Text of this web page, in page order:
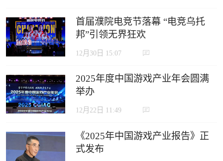
首届濮院电竞节落幕 “电竞乌托
邦”引领无界狂欢
12月30日 15:07
2025年度中国游戏产业年会圆满
举办
12月22日 11:49
《2025年中国游戏产业报告》正
式发布